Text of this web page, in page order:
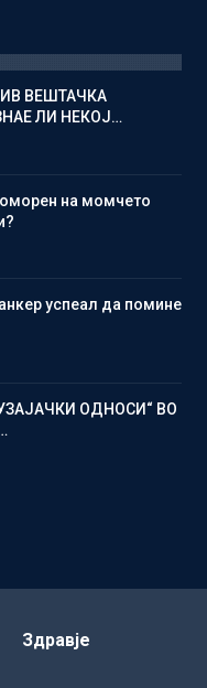
ВЕШТАЧКА
ЛИ НЕКОЈ…
на момчето
успеал да помине
ОДНОСИ“ ВО
Здравје